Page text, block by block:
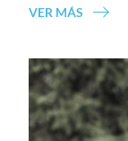
VER MÁS